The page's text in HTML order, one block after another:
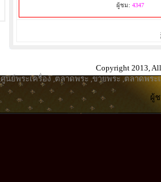
ผู้ชม: 4347
Copyright 2013,
ศูนย์พระเครื่อง,ตลาดพระ ,ขายพระ ,ตลาดพระ
ผู้